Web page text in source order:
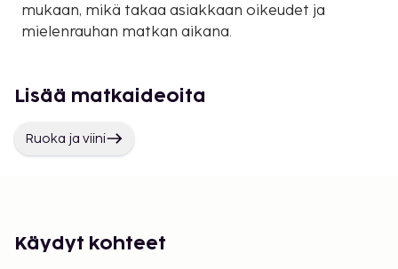
mukaan, mikä takaa asiakkaan oikeudet ja
mielenrauhan matkan aikana.
Lisää matkaideoita
Ruoka ja viini
Käydyt kohteet